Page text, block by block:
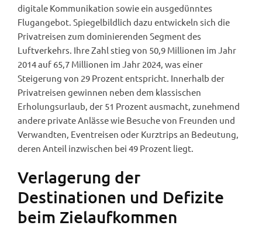
digitale Kommunikation sowie ein ausgedünntes
Flugangebot. Spiegelbildlich dazu entwickeln sich die
Privatreisen zum dominierenden Segment des
Luftverkehrs. Ihre Zahl stieg von 50,9 Millionen im Jahr
2014 auf 65,7 Millionen im Jahr 2024, was einer
Steigerung von 29 Prozent entspricht. Innerhalb der
Privatreisen gewinnen neben dem klassischen
Erholungsurlaub, der 51 Prozent ausmacht, zunehmend
andere private Anlässe wie Besuche von Freunden und
Verwandten, Eventreisen oder Kurztrips an Bedeutung,
deren Anteil inzwischen bei 49 Prozent liegt.
Verlagerung der
Destinationen und Defizite
beim Zielaufkommen